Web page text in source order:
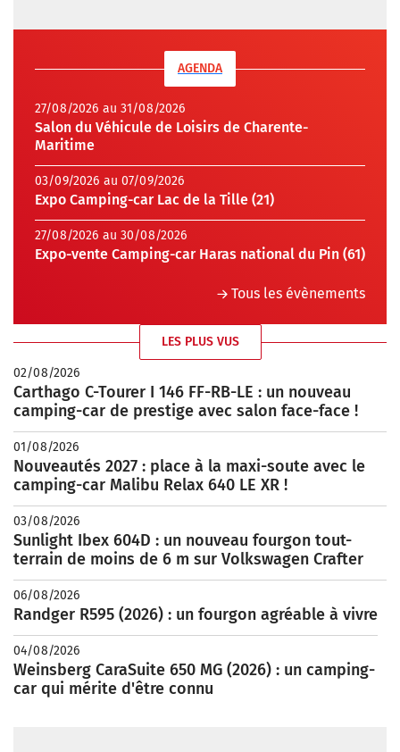
AGENDA
27/08/2026 au 31/08/2026
Salon du Véhicule de Loisirs de Charente-
Maritime
03/09/2026 au 07/09/2026
Expo Camping-car Lac de la Tille (21)
27/08/2026 au 30/08/2026
Expo-vente Camping-car Haras national du Pin (61)
Tous les évènements
LES PLUS VUS
02/08/2026
Carthago C-Tourer I 146 FF-RB-LE : un nouveau
camping-car de prestige avec salon face-face !
01/08/2026
Nouveautés 2027 : place à la maxi-soute avec le
camping-car Malibu Relax 640 LE XR !
03/08/2026
Sunlight Ibex 604D : un nouveau fourgon tout-
terrain de moins de 6 m sur Volkswagen Crafter
06/08/2026
Randger R595 (2026) : un fourgon agréable à vivre
04/08/2026
Weinsberg CaraSuite 650 MG (2026) : un camping-
car qui mérite d'être connu